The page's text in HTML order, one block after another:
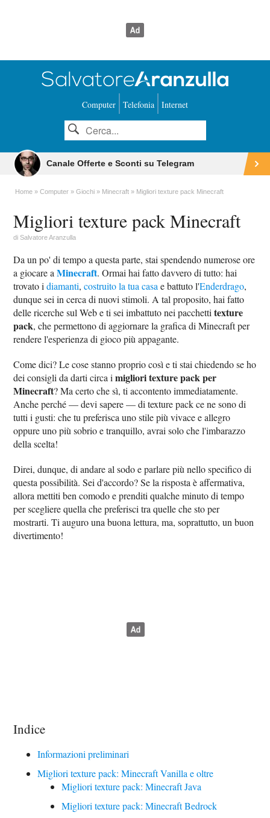
Computer Telefonia Internet
Canale Offerte e Sconti su Telegram
Home Computer Giochi Minecraft Migliori texture pack Minecraft
Migliori texture pack Minecraft
diSalvatore Aranzulla
Da un po' di tempo a questa parte, stai spendendo numerose ore
a giocare aMinecraft. Ormai hai fatto davvero di tutto: hai
trovato idiamanti,costruito la tua casa e battuto l'Enderdrago,
dunque sei in cerca di nuovi stimoli. A tal proposito, hai fatto
delle ricerche sul Web e ti sei imbattuto nei pacchettitexture
pack, che permettono di aggiornare la grafica di Minecraft per
rendere l'esperienza di gioco più appagante.
Come dici? Le cose stanno proprio così e ti stai chiedendo se ho
dei consigli da darti circa imigliori texture pack per
Minecraft? Ma certo che sì, ti accontento immediatamente.
Anche perché — devi sapere — di texture pack ce ne sono di
tutti i gusti: che tu preferisca uno stile più vivace e allegro
oppure uno più sobrio e tranquillo, avrai solo che l'imbarazzo
della scelta!
Direi, dunque, di andare al sodo e parlare più nello specifico di
questa possibilità. Sei d'accordo? Se la risposta è affermativa,
allora mettiti ben comodo e prenditi qualche minuto di tempo
per scegliere quella che preferisci tra quelle che sto per
mostrarti. Ti auguro una buona lettura, ma, soprattutto, un buon
divertimento!
Indice
Informazioni preliminari
Migliori texture pack: Minecraft Vanilla e oltre
Migliori texture pack: Minecraft Java
Migliori texture pack: Minecraft Bedrock